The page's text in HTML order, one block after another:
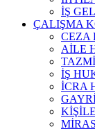
İŞ
ÇALIŞMA
CEZA
AİLE
İŞ
İCRA